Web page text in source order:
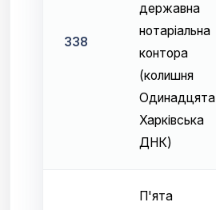
338
державна
нотаріальна
контора
(колишня
Одинадцята
Харківська
ДНК)
П'ята